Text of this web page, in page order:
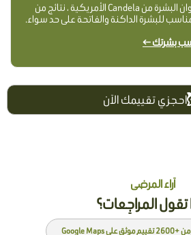
أفضل جهاز ليزر لجميع ألوان البشرة من Candela الأمريكية ، نتائج من
مناسب للبشرة الداكنة والفاتحة على حد سواء.
بشرتك ←
احجزي تقييمك الآن
آراء المرضى
تقول المراجِعات؟